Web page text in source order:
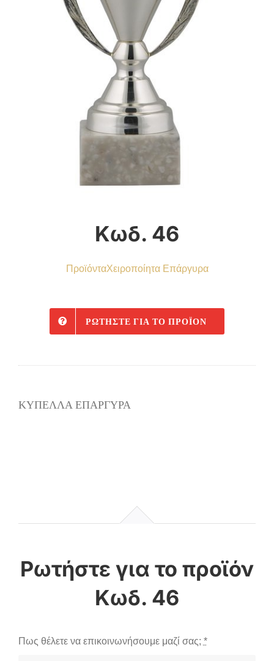
Κωδ. 46
ΠροϊόνταΧειροποίητα Επάργυρα
ΡΩΤΉΣΤΕ ΓΙΑ ΤΟ ΠΡΟΪΌΝ
ΚΥΠΕΛΛΑ ΕΠΑΡΓΥΡΑ
Κωδ. 46
Πως θέλετε να επικοινωνήσουμε μαζί σας; *